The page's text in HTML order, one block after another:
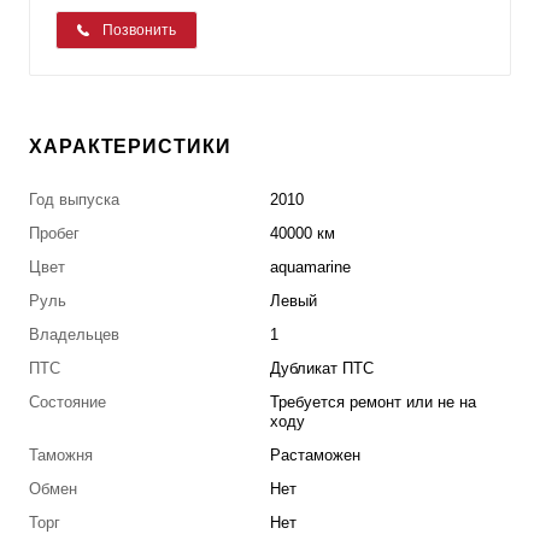
Позвонить
ХАРАКТЕРИСТИКИ
Год выпуска
2010
Пробег
40000 км
Цвет
aquamarine
Руль
Левый
Владельцев
1
ПТС
Дубликат ПТС
Состояние
Требуется ремонт или не на
ходу
Таможня
Растаможен
Обмен
Нет
Торг
Нет